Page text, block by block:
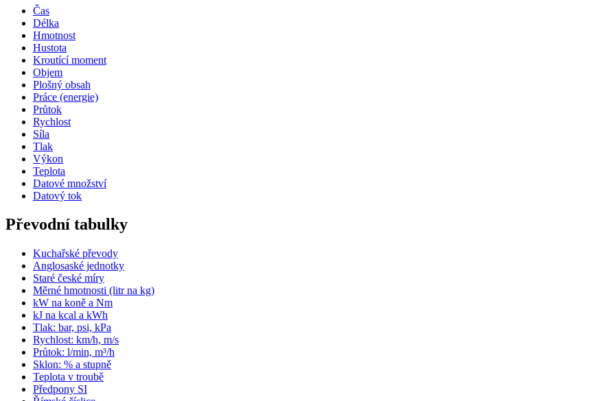
Čas
Délka
Hmotnost
Hustota
Kroutící moment
Objem
Plošný obsah
Práce (energie)
Průtok
Rychlost
Síla
Tlak
Výkon
Teplota
Datové množství
Datový tok
Převodní tabulky
Kuchařské převody
Anglosaské jednotky
Staré české míry
Měrné hmotnosti (litr na kg)
kW na koně a Nm
kJ na kcal a kWh
Tlak: bar, psi, kPa
Rychlost: km/h, m/s
Průtok: l/min, m³/h
Sklon: % a stupně
Teplota v troubě
Předpony SI